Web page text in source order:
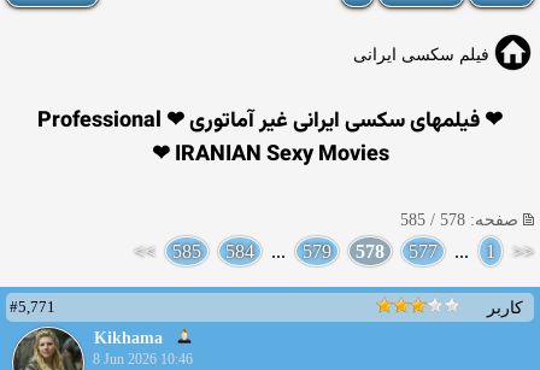
فیلم سکسی ایرانی
❤ فیلمهای سکسی ایرانی غیر آماتوری ❤ Professional
IRANIAN Sexy Movies ❤
صفحه: 578 / 585
<<
1
...
577
578
579
...
584
585
>>
کاربر
#5,771
Kikhama
8 Jun 2026 10:46